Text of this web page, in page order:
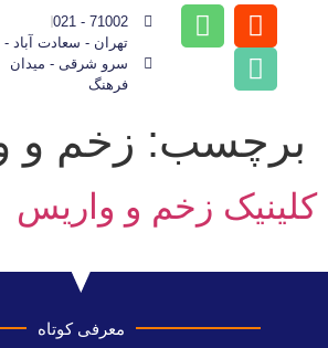
71002 - 021
تهران - سعادت آباد -
سرو شرقی - میدان
فرهنگ
برچسب: زخم و
کلینیک زخم و واریس
معرفی کوتاه